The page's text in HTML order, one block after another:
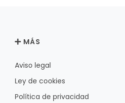
MÁS
Aviso legal
Ley de cookies
Política de privacidad